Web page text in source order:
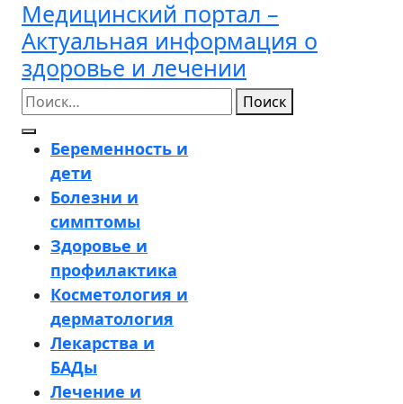
Перейти
содержимому
Медицинский портал –
Актуальная информация о
здоровье и лечении
Поиск
Кнопка
Открыть
Беременность и
дети
Болезни и
симптомы
Здоровье и
профилактика
Косметология и
дерматология
Лекарства и
БАДы
Лечение и